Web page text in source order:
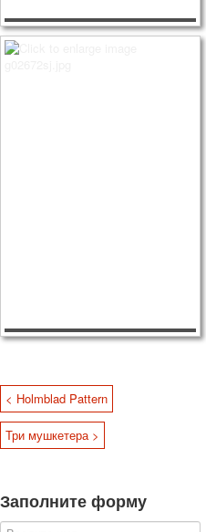
< Holmblad Pattern
Три мушкетера >
Заполните форму